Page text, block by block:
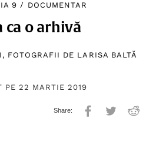
9 / DOCUMENTAR
ca o arhivă
, FOTOGRAFII DE LARISA BALTĂ
PE 22 MARTIE 2019